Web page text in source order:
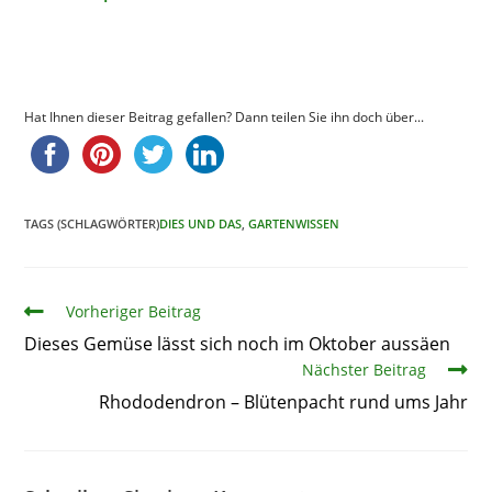
Hat Ihnen dieser Beitrag gefallen? Dann teilen Sie ihn doch über...
TAGS (SCHLAGWÖRTER)DIES UND DAS GARTENWISSEN
ArtikelVorheriger Beitrag
Dieses Gemüse lässt sich noch im Oktober aussäen
Nächster Beitrag
Rhododendron – Blütenpacht rund ums Jahr